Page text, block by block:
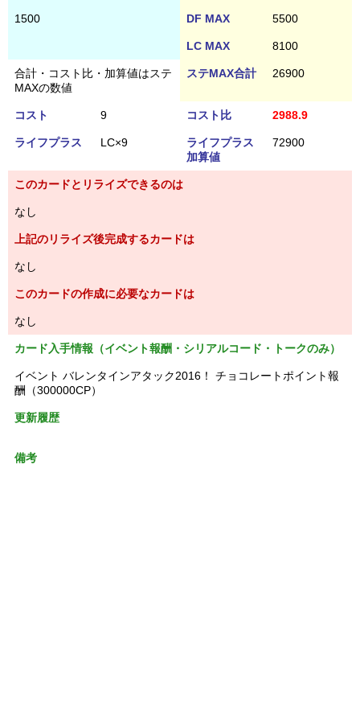
1500 DF MAX 5500
LC MAX 8100
合計・コスト比・加算値はステ
MAXの数値
ステMAX合計 26900
コスト 9 コスト比 2988.9
ライフプラス LC×9
ライフプラス
加算値
72900
このカードとリライズできるのは
なし
上記のリライズ後完成するカードは
なし
このカードの作成に必要なカードは
なし
カード入手情報（イベント報酬・シリアルコード・トークのみ）
イベント バレンタインアタック2016！ チョコレートポイント報
酬（300000CP）
更新履歴
備考